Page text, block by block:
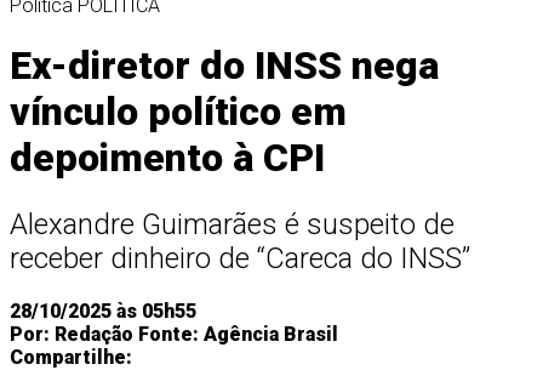
Política POLÍTICA
Ex-diretor do INSS nega
vínculo político em
depoimento à CPI
Alexandre Guimarães é suspeito de
receber dinheiro de “Careca do INSS”
28/10/2025 às 05h55
Por: Redação Fonte: Agência Brasil
Compartilhe: